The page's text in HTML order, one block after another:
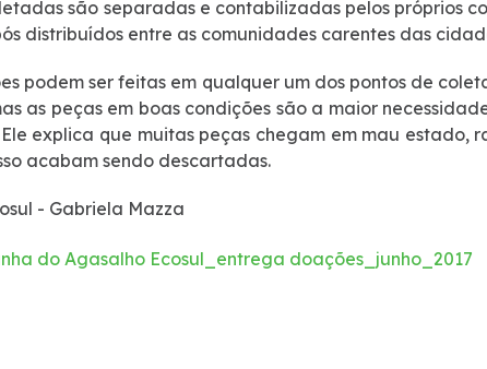
são separadas e contabilizadas pelos próprios
distribuídos entre as comunidades carentes das
podem ser feitas em qualquer um dos pontos de
as peças em boas condições são a maior
explica que muitas peças chegam em mau estado,
acabam sendo descartadas.
- Gabriela Mazza